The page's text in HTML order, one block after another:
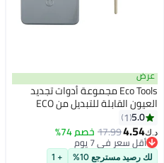
عرض
Eco Tools مجموعة أدوات تجديد
العيون القابلة للتبديل من ECO
5.0
1
د.ك‏4.54
17.99 خصم 74%
أقل سعر في 7 يوم
أقل سعر في 7 يوم
لك رصيد مسترجع 10% + 1